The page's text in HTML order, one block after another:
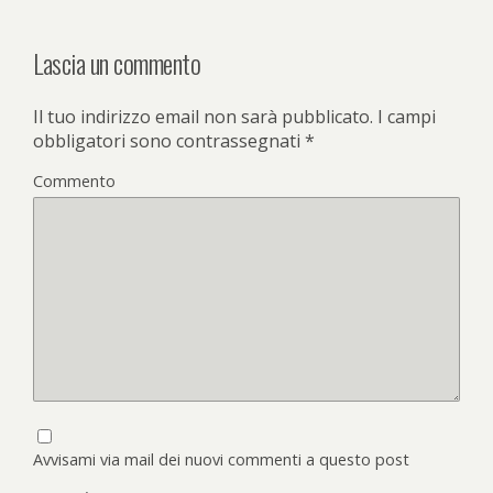
Lascia un commento
Il tuo indirizzo email non sarà pubblicato. I campi
obbligatori sono contrassegnati *
Commento
Avvisami via mail dei nuovi commenti a questo post